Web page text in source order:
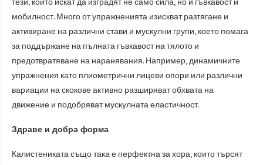
тези, които искат да изградят не само сила, но и гъвкавост и
мобилност. Много от упражненията изискват разтягане и
активиране на различни стави и мускулни групи, което помага
за поддържане на пълната гъвкавост на тялото и
предотвратяване на наранявания. Например, динамичните
упражнения като плиометрични лицеви опори или различни
вариации на скокове активно разширяват обхвата на
движение и подобряват мускулната еластичност.
Здраве и добра форма
Калистениката също така е перфектна за хора, които търсят